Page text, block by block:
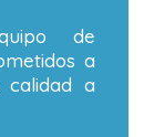
de
a
calidad a